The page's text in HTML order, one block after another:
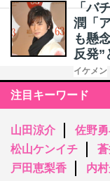
「バ
潤「
も懸
反発”
イケメン
注目キーワード
山田涼介 佐野
松山ケンイチ
戸田恵梨香
内